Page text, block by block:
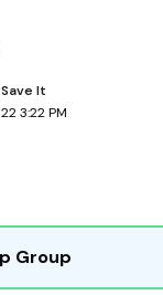
3:22 PM
Group